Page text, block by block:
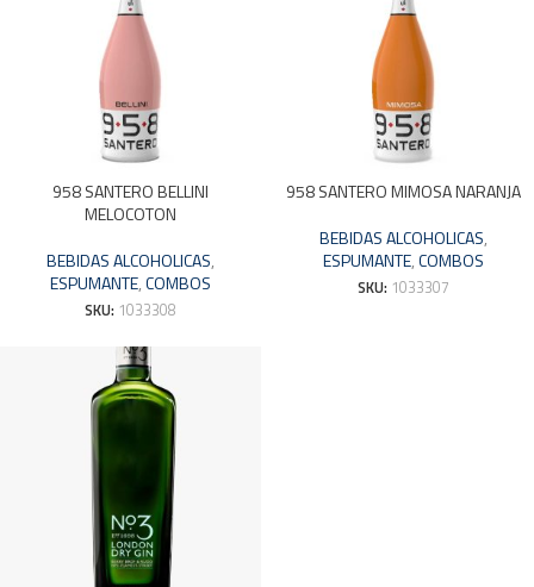
958 SANTERO BELLINI
MELOCOTON
BEBIDAS ALCOHOLICAS,
ESPUMANTE,COMBOS
SKU: 1033308
958 SANTERO MIMOSA NARANJA
BEBIDAS ALCOHOLICAS,
ESPUMANTE,COMBOS
SKU: 1033307